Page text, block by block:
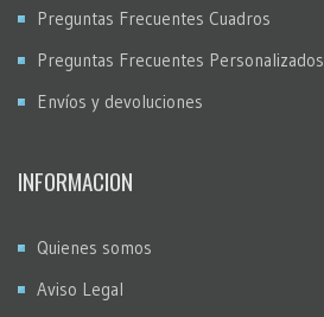
Preguntas Frecuentes Cuadros
Preguntas Frecuentes Personalizados
Envíos y devoluciones
INFORMACION
Quienes somos
Aviso Legal